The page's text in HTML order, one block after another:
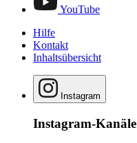
YouTube
Hilfe
Kontakt
Inhaltsübersicht
Instagram
Instagram-Kanäle